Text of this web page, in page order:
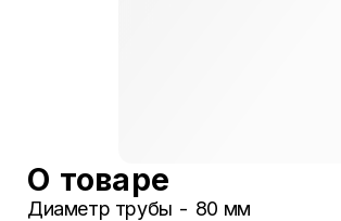
О товаре
Диаметр трубы - 80 мм